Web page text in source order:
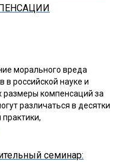
морального вреда
российской науке и
размеры компенсаций за
различаться в десятки
семинар: